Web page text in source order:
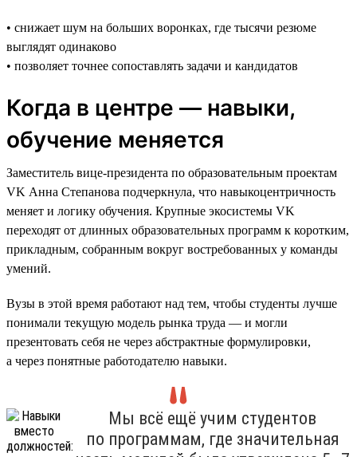
• снижает шум на больших воронках, где тысячи резюме
выглядят одинаково
• позволяет точнее сопоставлять задачи и кандидатов
Когда в центре — навыки,
обучение меняется
Заместитель вице-президента по образовательным проектам
VK Анна Степанова подчеркнула, что навыкоцентричность
меняет и логику обучения. Крупные экосистемы VK
переходят от длинных образовательных программ к коротким,
прикладным, собранным вокруг востребованных у команды
умений.
Вузы в этой время работают над тем, чтобы студенты лучше
понимали текущую модель рынка труда — и могли
презентовать себя не через абстрактные формулировки,
а через понятные работодателю навыки.
Мы всё ещё учим студентов
по программам, где значительная